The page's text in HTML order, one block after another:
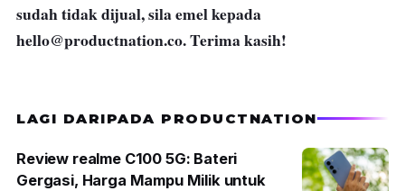
sudah tidak dijual, sila emel kepada
hello@productnation.co. Terima kasih!
LAGI DARIPADA PRODUCTNATION
Review realme C100 5G: Bateri
Gergasi, Harga Mampu Milik untuk